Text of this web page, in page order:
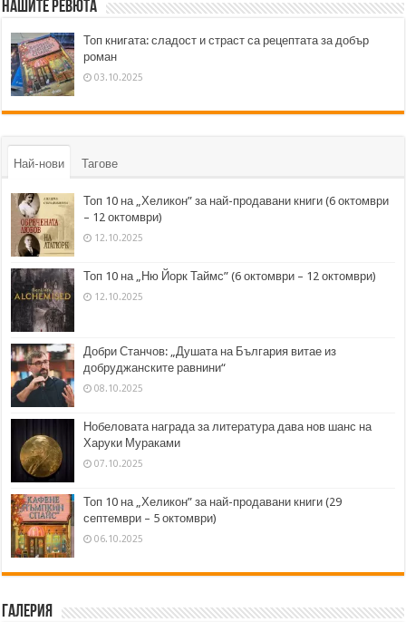
Нашите ревюта
Топ книгата: сладост и страст са рецептата за добър
роман
03.10.2025
Най-нови Тагове
Топ 10 на „Хеликон” за най-продавани книги (6 октомври
– 12 октомври)
12.10.2025
Топ 10 на „Ню Йорк Таймс” (6 октомври – 12 октомври)
12.10.2025
Добри Станчов: „Душата на България витае из
добруджанските равнини“
08.10.2025
Нобеловата награда за литература дава нов шанс на
Харуки Мураками
07.10.2025
Топ 10 на „Хеликон” за най-продавани книги (29
септември – 5 октомври)
06.10.2025
Галерия